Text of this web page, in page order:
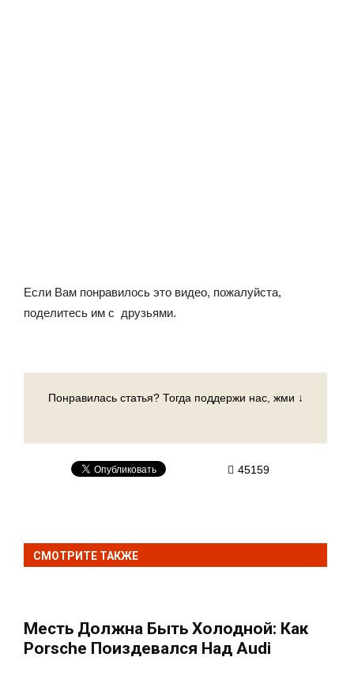
Если Вам понравилось это видео, пожалуйста,
поделитесь им с друзьями.
Понравилась статья? Тогда поддержи нас, жми ↓
45159
СМОТРИТЕ ТАКЖЕ
Месть Должна Быть Холодной: Как
Porsche Поиздевался Над Audi